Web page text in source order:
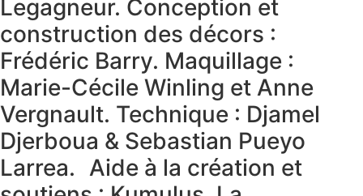
Legagneur. Conception et
construction des décors :
Frédéric Barry. Maquillage :
Marie-Cécile Winling et Anne
Vergnault. Technique : Djamel
Djerboua & Sebastian Pueyo
Larrea. Aide à la création et